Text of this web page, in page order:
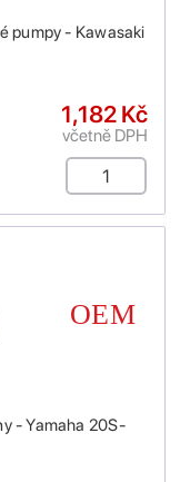
pumpy - Kawasaki
1,182 Kč
včetně DPH
- Yamaha 20S-